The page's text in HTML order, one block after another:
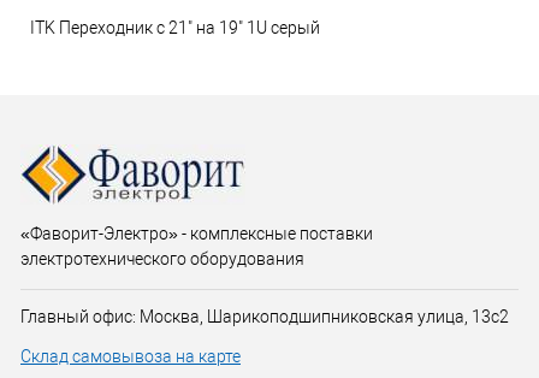
ITK Переходник с 21" на 19" 1U серый
«Фаворит-Электро» - комплексные поставки
электротехнического оборудования
Главный офис: Москва, Шарикоподшипниковская улица, 13с2
Склад самовывоза на карте